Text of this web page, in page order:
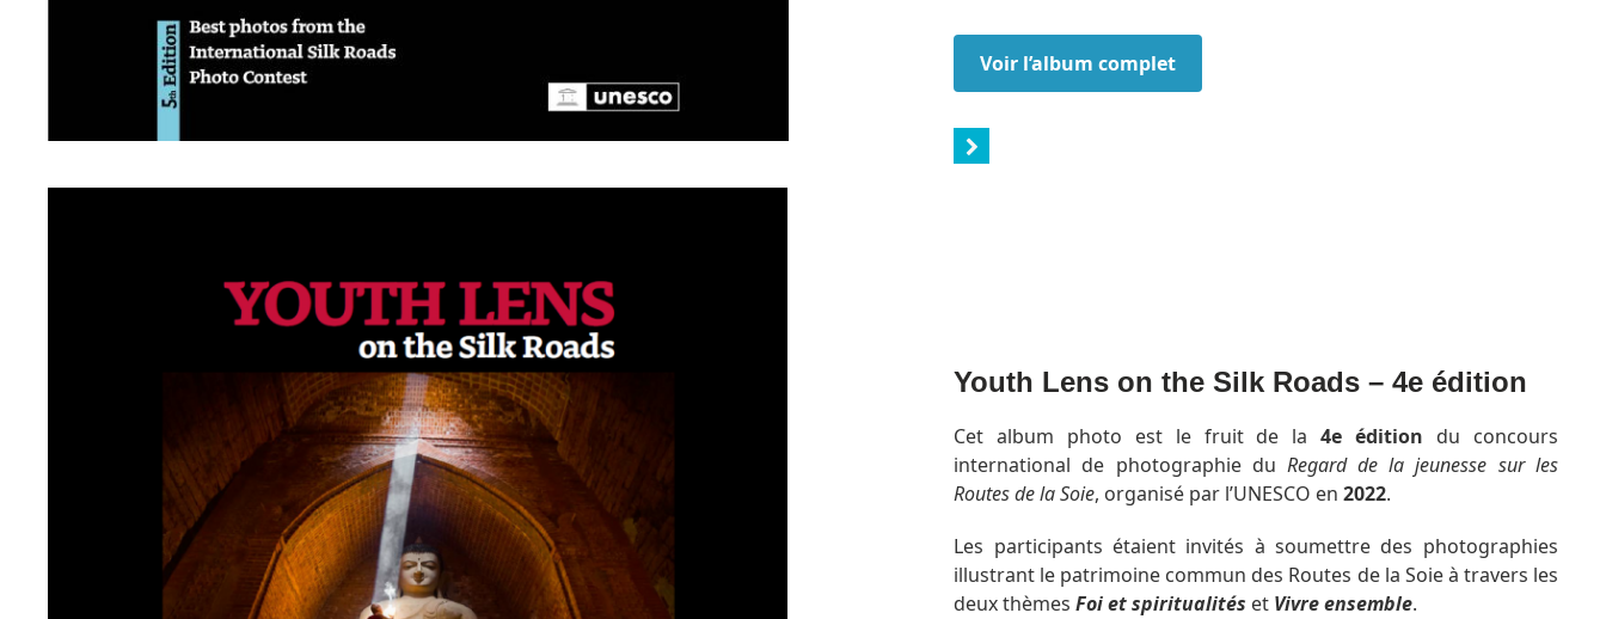
Voir l’album complet
Youth Lens on the Silk Roads – 4e édition
Cet album photo est le fruit de la4e édition du concours
international de photographie du Regard de la jeunesse sur les
Routes de la Soie, organisé par l’UNESCO en2022.
Les participants étaient invités à soumettre des photographies
illustrant le patrimoine commun des Routes de la Soie à travers les
deux thèmesFoi et spiritualités et Vivre ensemble.